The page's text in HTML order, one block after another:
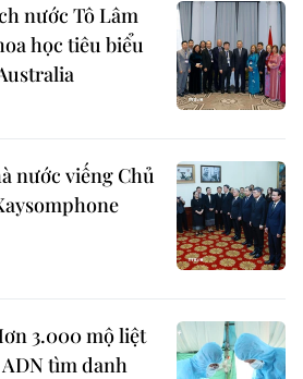
nước Tô Lâm
học tiêu biểu
nước viếng Chủ
3.000 mộ liệt
tìm danh